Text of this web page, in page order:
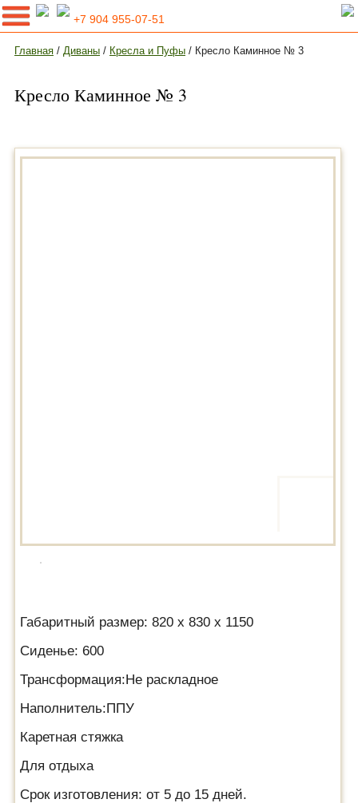
+7 904 955-07-51
Главная / Диваны / Кресла и Пуфы / Кресло Каминное № 3
Кресло Каминное № 3
Габаритный размер: 820 х 830 х 1150
Сиденье: 600
Трансформация:Не раскладное
Наполнитель:ППУ
Каретная стяжка
Для отдыха
Срок изготовления: от 5 до 15 дней.